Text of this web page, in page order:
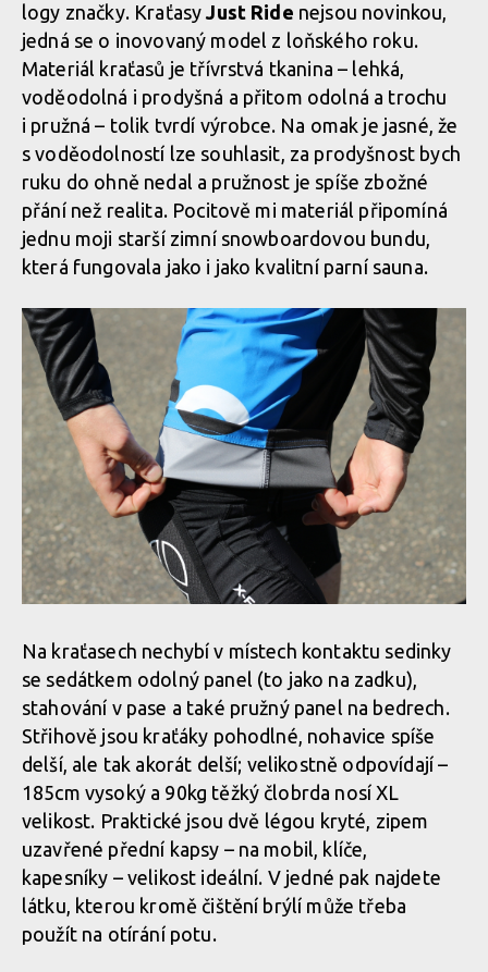
logy značky. KraťasyJust Ride nejsou novinkou,
jedná se o inovovaný model z loňského roku.
Materiál kraťasů je třívrstvá tkanina – lehká,
voděodolná i prodyšná a přitom odolná a trochu
i pružná – tolik tvrdí výrobce. Na omak je jasné, že
s voděodolností lze souhlasit, za prodyšnost bych
ruku do ohně nedal a pružnost je spíše zbožné
přání než realita. Pocitově mi materiál připomíná
jednu moji starší zimní snowboardovou bundu,
která fungovala jako i jako kvalitní parní sauna.
Na kraťasech nechybí v místech kontaktu sedinky
se sedátkem odolný panel (to jako na zadku),
stahování v pase a také pružný panel na bedrech.
Střihově jsou kraťáky pohodlné, nohavice spíše
delší, ale tak akorát delší; velikostně odpovídají –
185cm vysoký a 90kg těžký člobrda nosí XL
velikost. Praktické jsou dvě légou kryté, zipem
uzavřené přední kapsy – na mobil, klíče,
kapesníky – velikost ideální. V jedné pak najdete
látku, kterou kromě čištění brýlí může třeba
použít na otírání potu.